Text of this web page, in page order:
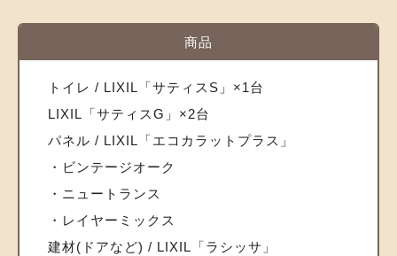
商品
トイレ / LIXIL「サティスS」×1台
LIXIL「サティスG」×2台
パネル / LIXIL「エコカラットプラス」
・ビンテージオーク
・ニュートランス
・レイヤーミックス
建材(ドアなど) / LIXIL「ラシッサ」